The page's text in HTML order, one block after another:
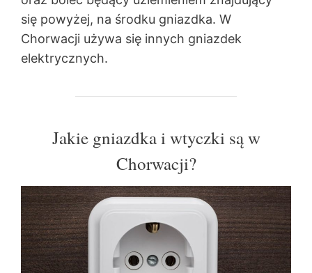
się powyżej, na środku gniazdka. W
Chorwacji używa się innych gniazdek
elektrycznych.
Jakie gniazdka i wtyczki są w
Chorwacji?